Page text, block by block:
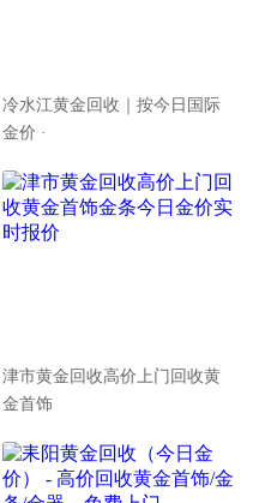
冷水江黄金回收｜按今日国际
金价 ·
津市黄金回收高价上门回收黄
金首饰